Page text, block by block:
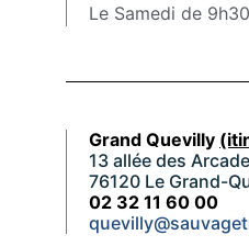
Le Samedi de
Grand Quevilly
13 allée des
76120 Le Grand-
02 32 11 60 00